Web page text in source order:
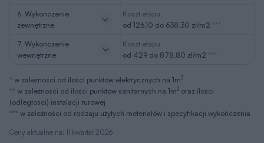
Ceny aktualne na: II kwartał 2026
6. Wykończenie
zewnętrzne
Koszt etapu
od 126,10 do 638,30 zł/m2 ***
7. Wykończenie
wewnętrzne
Koszt etapu
od 429 do 878,80 zł/m2 ***
* w zależności od ilości punktów elektrycznych na 1m2
** w zależności od ilości punktów sanitarnych na 1m2 oraz ilości
(odległości) instalacji rurowej
*** w zależności od rodzaju użytych meteriałów i specyfikacji wykończenia